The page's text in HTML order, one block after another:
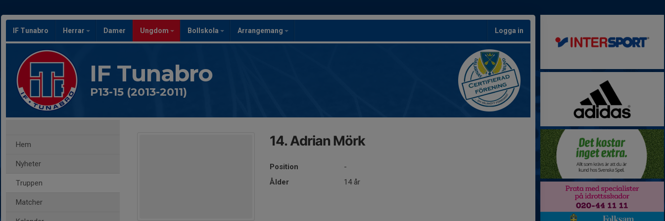
IF Tunabro Herrar Damer Ungdom Bollskola Arrangemang Logga in
IF Tunabro
P13-15 (2013-2011)
Hem
Nyheter
Truppen
Matcher
14. Adrian Mörk
Position
-
Ålder
14 år